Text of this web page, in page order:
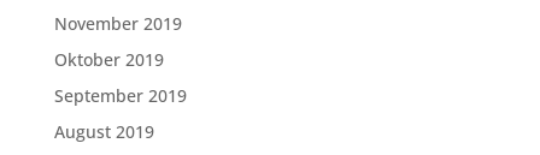
November 2019
Oktober 2019
September 2019
August 2019